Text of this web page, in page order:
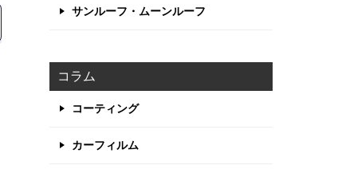
サンルーフ・ムーンルーフ
コラム
コーティング
カーフィルム